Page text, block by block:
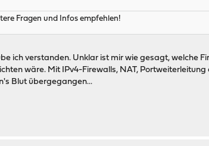
Fragen und Infos empfehlen!
ich verstanden. Unklar ist mir wie gesagt, welche
wäre. Mit IPv4-Firewalls, NAT,
Blut übergegangen...